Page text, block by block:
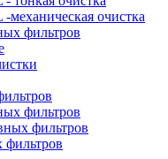
очистка
фильтров
фильтров
фильтров